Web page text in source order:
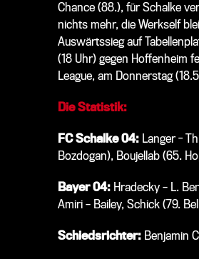
Chance (88.), für Schalke
nichts mehr, die Werkself
Auswärtssieg auf
(18 Uhr) gegen Hoffenheim
League, am Donnerstag
Die Statistik:
FC Schalke 04: Langer -
Bozdogan), Boujellab (65.
Bayer 04: Hradecky – L.
Amiri – Bailey, Schick (79.
Schiedsrichter: Benjamin